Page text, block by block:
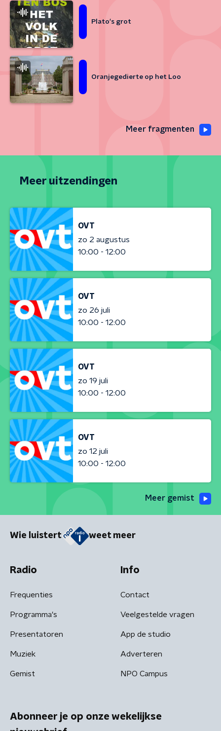
Plato's grot
Oranjegedierte op het Loo
Meer fragmenten
Meer uitzendingen
OVT
zo 2 augustus
10:00 - 12:00
OVT
zo 26 juli
10:00 - 12:00
OVT
zo 19 juli
10:00 - 12:00
OVT
zo 12 juli
10:00 - 12:00
Meer gemist
Wie luistert weet meer
Radio
Frequenties
Programma's
Presentatoren
Muziek
Gemist
Info
Contact
Veelgestelde vragen
App de studio
Adverteren
NPO Campus
Abonneer je op onze wekelijkse